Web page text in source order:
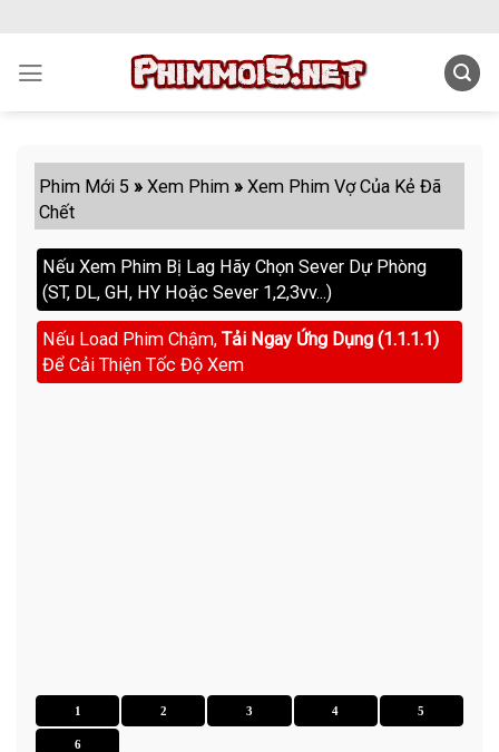
content
Phim Mới 5 »Xem Phim »Xem Phim Vợ Của Kẻ Đã
Chết
Nếu Xem Phim Bị Lag Hãy Chọn Sever Dự Phòng
(ST, DL, GH, HY Hoặc Sever 1,2,3vv...)
Nếu Load Phim Chậm, Tải Ngay Ứng Dụng (1.1.1.1)
Để Cải Thiện Tốc Độ Xem
1 2 3 4 5
6